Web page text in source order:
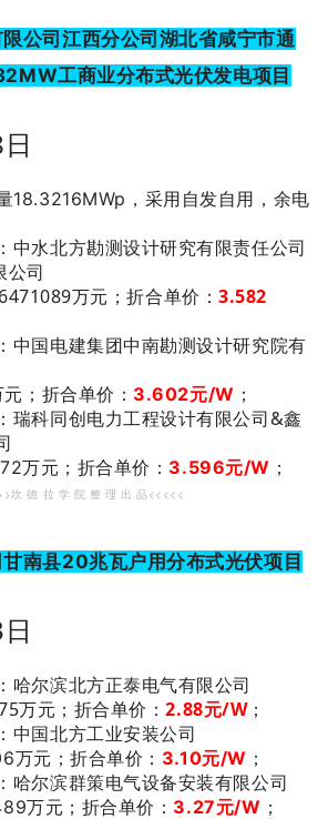
公司江西分公司湖北省咸宁市通
工商业分布式光伏发电项目
18.3216MWp，采用自发自用，余电
：中水北方勘测设计研究有限责任公司
公司
万元；折合单价：3.582
：中国电建集团中南勘测设计研究院有
； 折合单价： 3.602元/W ；
：瑞科同创电力工程设计有限公司&鑫
万元； 折合单价： 3.596元/W ；
坎 德 拉 学 院 整 理 出 品<<<<<
南县20兆瓦户用分布式光伏项目
：哈尔滨北方正泰电气有限公司
万元； 折合单价：2.88元/W；
：中国北方工业安装公司
万元；折合单价： 3.10元/W ；
：哈尔滨群策电气设备安装有限公司
万元； 折合单价： 3.27元/W ；